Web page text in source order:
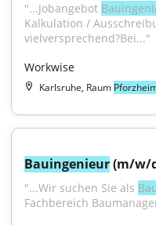
"...Jobangebot
Kalkulation /
vielversprechend?Bei..."
Workwise
Karlsruhe, Raum
Bauingenieur (m/w/
"...Wir suchen Sie als
Fachbereich